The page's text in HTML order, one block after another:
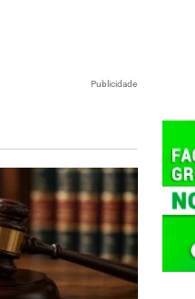
Publicidade